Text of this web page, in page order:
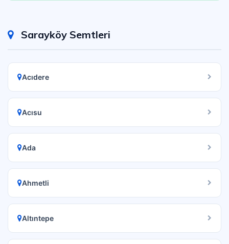
Sarayköy Semtleri
Acıdere
Acısu
Ada
Ahmetli
Altıntepe